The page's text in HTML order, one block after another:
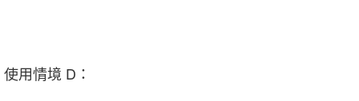
使用情境 D：